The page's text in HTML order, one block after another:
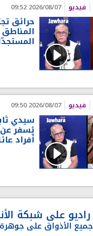
فيديو 2026/08/07 09:52
حرائق
المناطق
فيديو 2026/08/07 09:50
سيدي
يُسفر
أفراد
راديو على شبكة
جميع الأذواق على